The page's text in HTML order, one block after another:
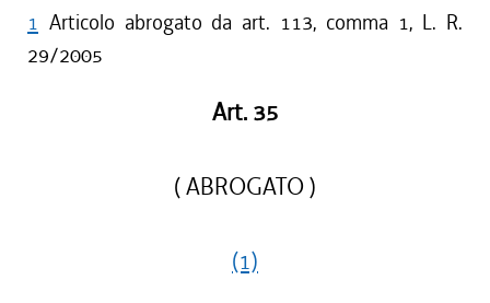
1 Articolo abrogato da art. 113, comma 1, L. R.
29/2005
Art. 35
( ABROGATO )
(1)